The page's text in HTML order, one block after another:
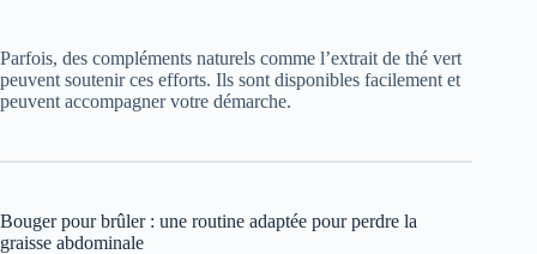
Parfois, des compléments naturels comme l’extrait de thé vert
peuvent soutenir ces efforts. Ils sont disponibles facilement et
peuvent accompagner votre démarche.
Bouger pour brûler : une routine adaptée pour perdre la
graisse abdominale